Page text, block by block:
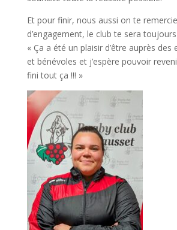
Et pour finir, nous aussi on te
d’engagement, le club te sera
« Ça a été un plaisir d’être auprès
et bénévoles et j’espère pouvoir
fini tout ça !!! »